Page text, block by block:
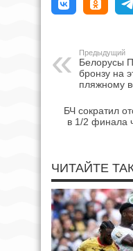
Предыдущий
Белорусы
бронзу на
пляжному
БЧ сократил
в 1/2 финала
ЧИТАЙТЕ